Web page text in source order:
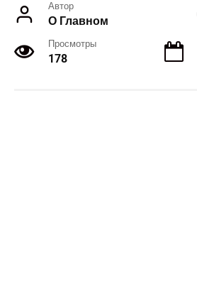
Автор
О Главном
Просмотры
178